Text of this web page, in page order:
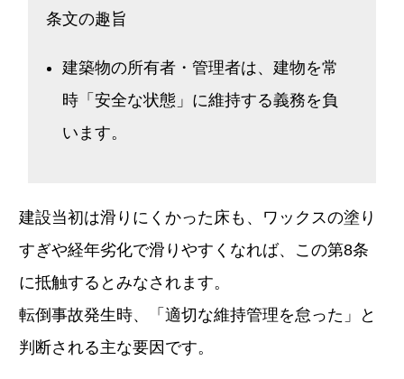
条文の趣旨
建築物の所有者・管理者は、建物を常
時「安全な状態」に維持する義務を負
います。
建設当初は滑りにくかった床も、ワックスの塗り
すぎや経年劣化で滑りやすくなれば、この第8条
に抵触するとみなされます。
転倒事故発生時、「適切な維持管理を怠った」と
判断される主な要因です。